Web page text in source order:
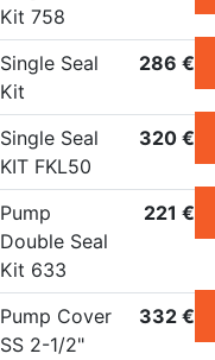
Kit 758
Single Seal
Kit
286 €
Single Seal
KIT FKL50
320 €
Pump
Double Seal
Kit 633
221 €
Pump Cover
SS 2-1/2"
332 €